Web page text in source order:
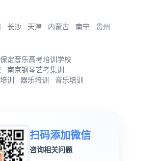
长沙 天津 内蒙古 南宁
贵州
保定音乐高考培训学校
南京钢琴艺考集训
训 器乐培训
音乐培训
扫码添加微信
咨询相关问题